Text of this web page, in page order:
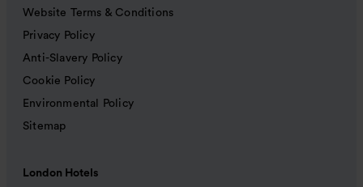
Website Terms & Conditions
Privacy Policy
Anti-Slavery Policy
Cookie Policy
Environmental Policy
Sitemap
London Hotels